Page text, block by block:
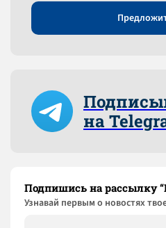
на
Подпишись на рассылку
Узнaвай первым о новостях